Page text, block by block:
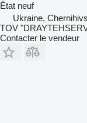
État neuf
Ukraine,
TOV
Contacter le vendeur